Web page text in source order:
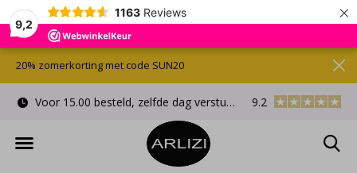
9,2
1163 Reviews ×
Voor 15.00 besteld, zelfde dag verstuurd Gratis
9.2
20% zomerkorting met code SUN20